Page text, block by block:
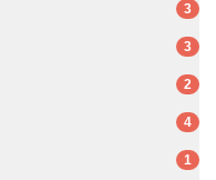
3
3
2
4
1